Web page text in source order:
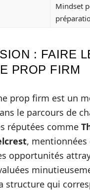
Mindset
: FAIRE
PROP FIRM
prop firm est un
le parcours de
réputées comme
, mentionnées
opportunités
structure qui